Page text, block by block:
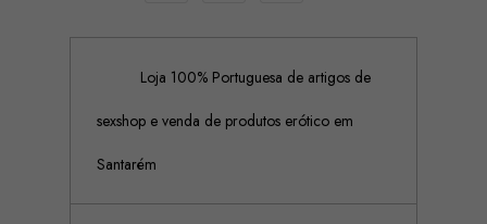
Loja 100% Portuguesa de artigos de
sexshop e venda de produtos erótico em
Santarém